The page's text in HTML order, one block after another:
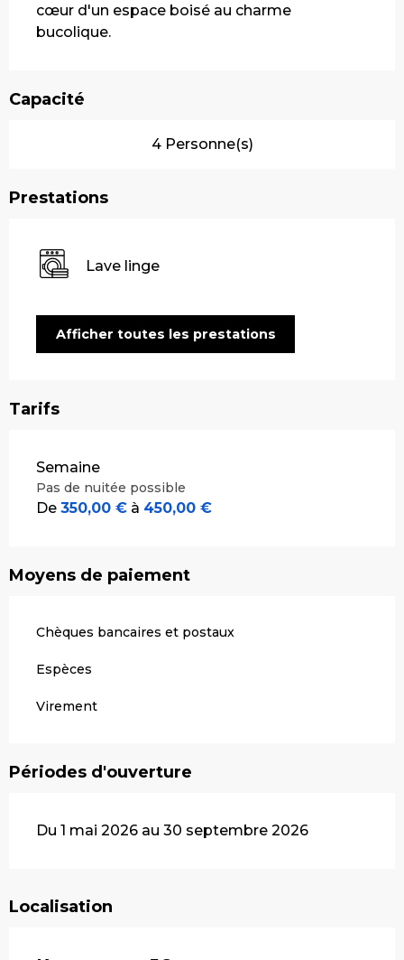
cœur d'un espace boisé au charme
bucolique.
Capacité
4 Personne(s)
Prestations
Lave linge
Afficher toutes les prestations
Tarifs
Tarifs 2026
Semaine
Pas de nuitée possible
De 350,00 € à 450,00 €
Moyens de paiement
Chèques bancaires et postaux
Espèces
Virement
Périodes d'ouverture
Du 1 mai 2026 au 30 septembre 2026
Localisation